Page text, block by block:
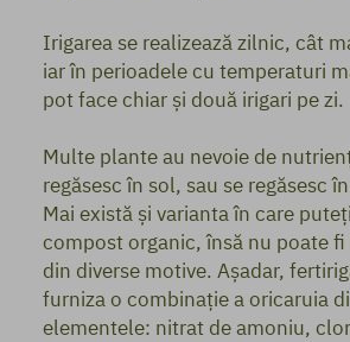
Irigarea se realizează zilnic, cât
iar în perioadele cu temperaturi
pot face chiar și două irigari pe zi.
Multe plante au nevoie de
regăsesc în sol, sau se regăsesc
Mai există și varianta în care
compost organic, însă nu poate
din diverse motive. Așadar,
furniza o combinație a oricaruia
elementele: nitrat de amoniu,